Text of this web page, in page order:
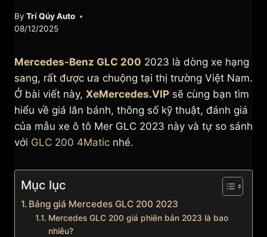
By Trí Qúy Auto
08/12/2025
Mercedes-Benz GLC 200 2023 là dòng xe hạng
sang, rất được ưa chuộng tại thị trường Việt Nam.
Ở bài viết này, XeMercedes.VIP sẽ cùng bạn tìm
hiểu về giá lăn bánh, thông số kỹ thuật, đánh giá
của mẫu xe ô tô Mer GLC 2023 này và tự so sánh
với GLC 200 4Matic nhé.
Mục lục
Bảng giá Mercedes GLC 200 2023
Mercedes GLC 200 giá phiên bản 2023 là bao
nhiêu?